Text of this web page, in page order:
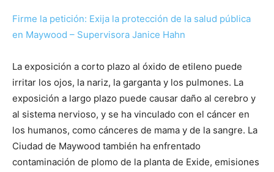
Firme la petición: Exija la protección de la salud pública
en Maywood – Supervisora Janice Hahn
La exposición a corto plazo al óxido de etileno puede
irritar los ojos, la nariz, la garganta y los pulmones. La
exposición a largo plazo puede causar daño al cerebro y
al sistema nervioso, y se ha vinculado con el cáncer en
los humanos, como cánceres de mama y de la sangre. La
Ciudad de Maywood también ha enfrentado
contaminación de plomo de la planta de Exide, emisiones